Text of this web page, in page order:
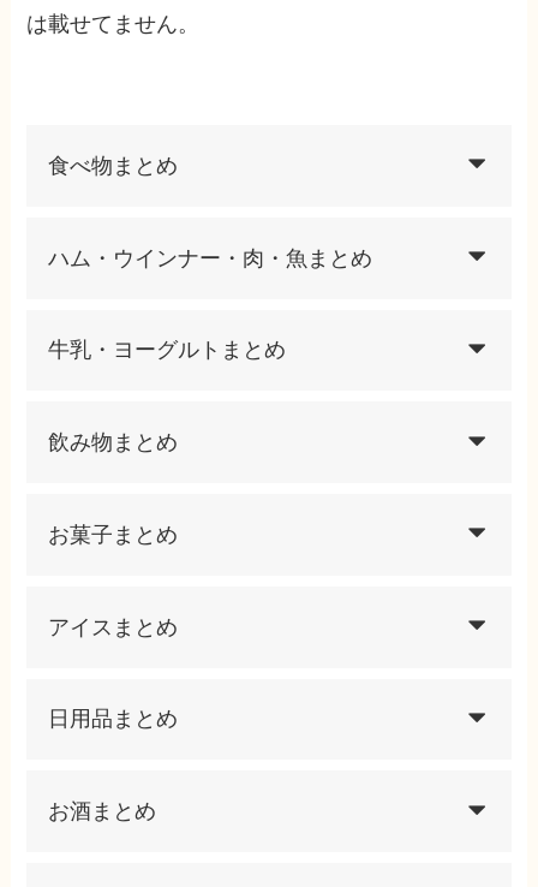
は載せてません。
食べ物まとめ
ハム・ウインナー・肉・魚まとめ
牛乳・ヨーグルトまとめ
飲み物まとめ
お菓子まとめ
アイスまとめ
日用品まとめ
お酒まとめ